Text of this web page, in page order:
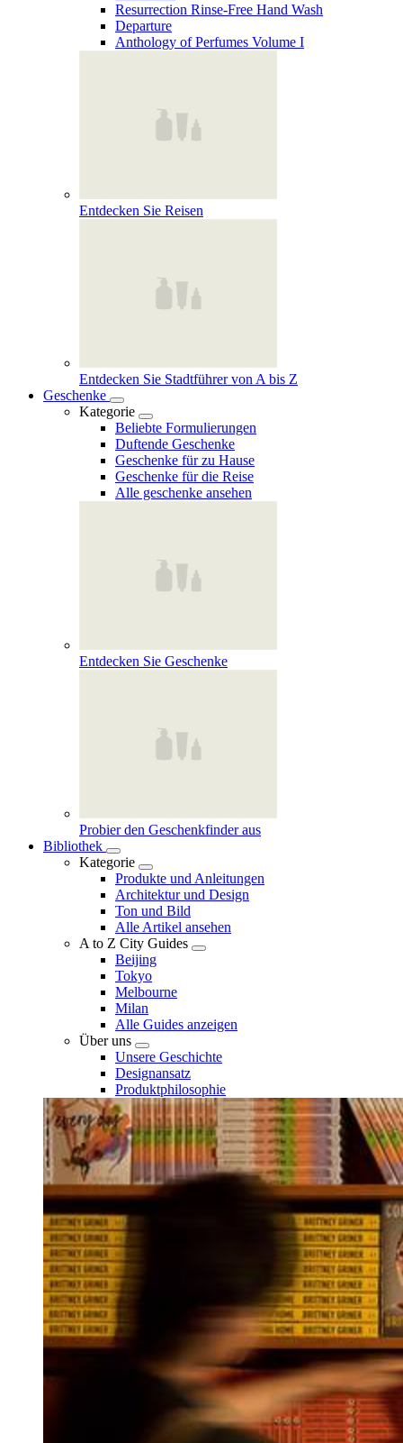
Resurrection Rinse‑Free Hand Wash
Departure
Anthology of Perfumes Volume I
Entdecken Sie Reisen
Entdecken Sie Stadtführer von A bis Z
Geschenke
Kategorie
Beliebte Formulierungen
Duftende Geschenke
Geschenke für zu Hause
Geschenke für die Reise
Alle geschenke ansehen
Entdecken Sie Geschenke
Probier den Geschenkfinder aus
Bibliothek
Kategorie
Produkte und Anleitungen
Architektur und Design
Ton und Bild
Alle Artikel ansehen
A to Z City Guides
Beijing
Tokyo
Melbourne
Milan
Alle Guides anzeigen
Über uns
Unsere Geschichte
Designansatz
Produktphilosophie